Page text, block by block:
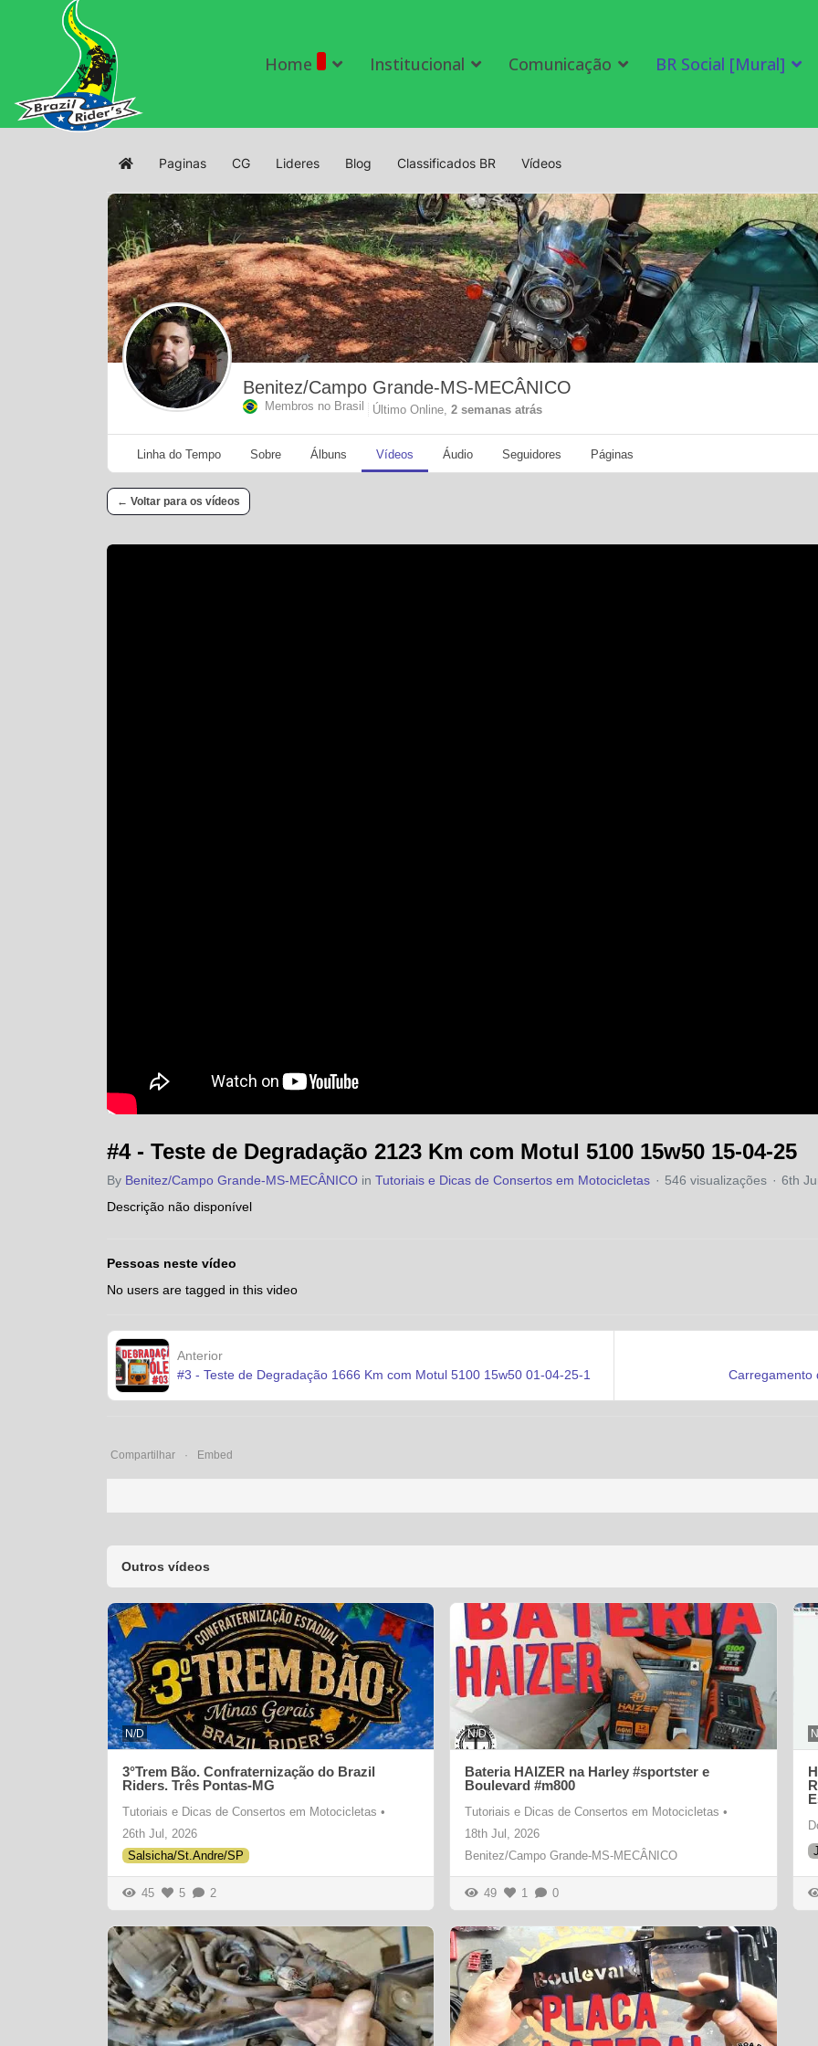
Home Institucional Comunicação BR Social [Mural]
Home Paginas CG Lideres Blog Classificados BR Vídeos
Benitez/Campo Grande-MS-MECÂNICO
Membros no Brasil Último Online, 2 semanas atrás
Linha do Tempo Sobre Álbuns Vídeos Áudio Seguidores Páginas
← Voltar para os vídeos
#4 - Teste de Degradação 2123 Km com Motul 5100 15w50 15-04-25
By Benitez/Campo Grande-MS-MECÂNICO in Tutoriais e Dicas de Consertos em Motocicletas 546 visualizações 6th
Descrição não disponível
Pessoas neste vídeo
No users are tagged in this video
Anterior
#3 - Teste de Degradação 1666 Km com Motul 5100 15w50 01-04-25-1
Carregamento
Compartilhar Embed
Outros vídeos
N/D
3°Trem Bão. Confraternização do Brazil
Riders. Três Pontas-MG
Tutoriais e Dicas de Consertos em Motocicletas •
26th Jul, 2026
Salsicha/St.Andre/SP
45 5 2
N/D
Bateria HAIZER na Harley #sportster e
Boulevard #m800
Tutoriais e Dicas de Consertos em Motocicletas •
18th Jul, 2026
Benitez/Campo Grande-MS-MECÂNICO
49 1 0